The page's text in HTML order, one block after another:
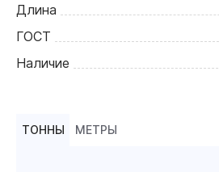
Длина
ГОСТ
Наличие
ТОННЫ МЕТРЫ